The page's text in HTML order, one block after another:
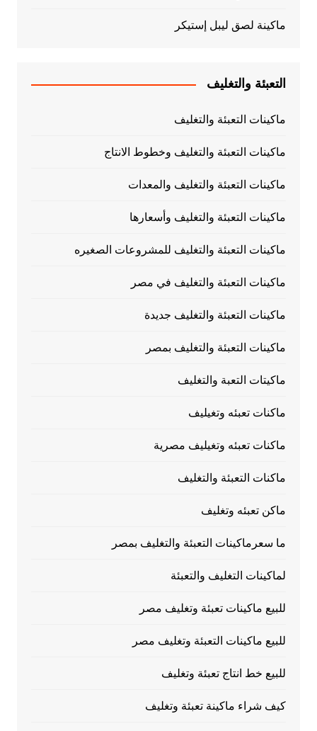
ماكينة لصق ليبل إستيكر
التعبئة والتغليف
ماكينات التعبئة والتغليف
ماكينات التعبئة والتغليف وخطوط الانتاج
ماكينات التعبئة والتغليف والمعدات
ماكينات التعبئة والتغليف وأسعارها
ماكينات التعبئة والتغليف للمشروعات الصغيره
ماكينات التعبئة والتغليف في مصر
ماكينات التعبئة والتغليف جديدة
ماكينات التعبئة والتغليف بمصر
ماكيتات التعبة والتغليف
ماكنات تعبئه وتغيليف
ماكنات تعبئه وتغيليف مصرية
ماكنات التعبئة والتغليف
ماكن تعبئه وتغليف
ما سعرماكينات التعبئة والتغليف بمصر
لماكينات التغليف والتعبئة
للبيع ماكينات تعبئة وتغليف مصر
للبيع ماكينات التعبئة وتغليف مصر
للبيع خط انتاج تعبئة وتغليف
كيف شراء ماكينة تعبئة وتغليف